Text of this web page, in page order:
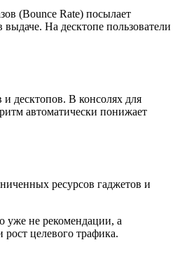
(Bounce Rate) посылает
На десктопе пользователи
десктопов. В консолях для
автоматически понижает
ресурсов гаджетов и
уже не рекомендации, а
целевого трафика.